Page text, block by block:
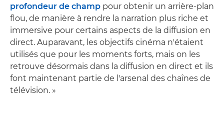
profondeur de champ pour obtenir un arrière-plan
flou, de manière à rendre la narration plus riche et
immersive pour certains aspects de la diffusion en
direct. Auparavant, les objectifs cinéma n'étaient
utilisés que pour les moments forts, mais on les
retrouve désormais dans la diffusion en direct et ils
font maintenant partie de l'arsenal des chaînes de
télévision. »